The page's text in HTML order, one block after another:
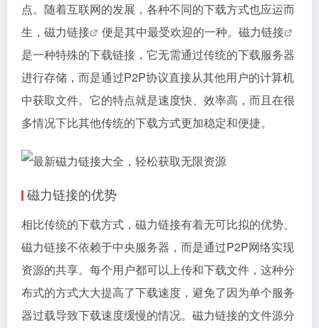
点。随着互联网的发展，各种不同的下载方式也应运而
生， 磁力链接 便是其中最受欢迎的一种。 磁力链接
是一种特殊的下载链接，它无需通过传统的下载服务器
进行存储，而是通过P2P协议直接从其他用户的计算机
中获取文件。它的特点就是速度快、效率高，而且在很
多情况下比其他传统的下载方式更加稳定和便捷。
磁力链接的优势
相比传统的下载方式， 磁力链接有着无可比拟的优势。
磁力链接不依赖于中央服务器，而是通过P2P网络实现
资源的共享。每个用户都可以上传和下载文件，这种分
布式的方式大大提高了下载速度，避免了因为单个服务
器过载导致下载速度缓慢的情况。磁力链接的文件源分